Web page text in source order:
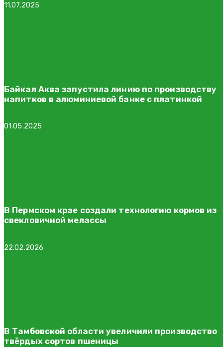
11.07.2025
Байкал Аква запустила линию по производству
напитков в алюминиевой банке с платинкой
01.05.2025
В Пермском крае создали технологию кормов из
свекловичной мелассы
22.02.2026
В Тамбовской области увеличили производство
твёрдых сортов пшеницы